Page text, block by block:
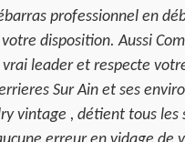
professionnel en
disposition. Aussi
leader et respecte
Sur Ain et ses
vintage , détient tous les